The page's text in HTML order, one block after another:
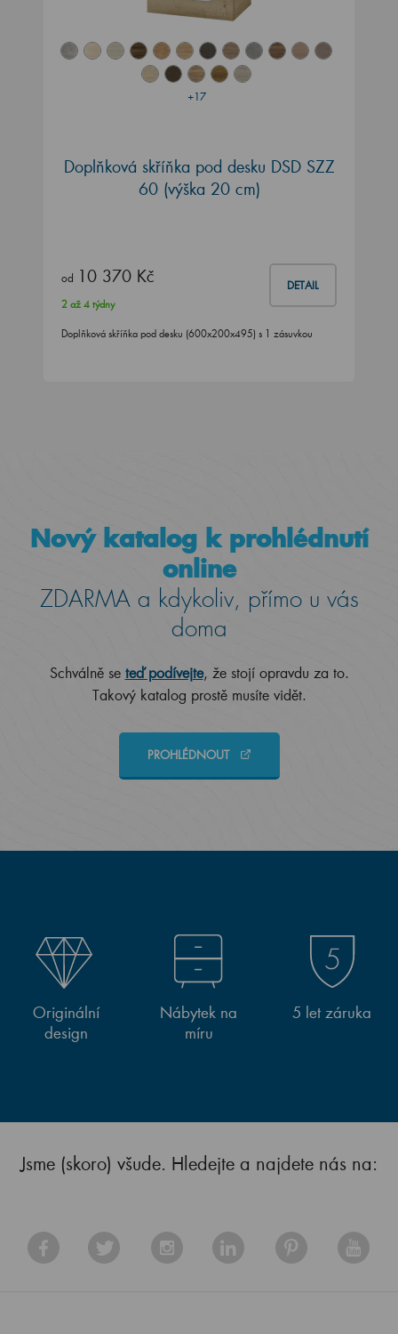
+17
Doplňková skříňka pod desku DSD SZZ
60 (výška 20 cm)
od 10 370 Kč DETAIL
2 až 4 týdny
Doplňková skříňka pod desku (600x200x495) s 1 zásuvkou
Nový katalog k prohlédnutí
online
ZDARMA a kdykoliv, přímo u vás
doma
Schválně se teď podívejte, že stojí opravdu za to.
Takový katalog prostě musíte vidět.
PROHLÉDNOUT
Originální
design
Nábytek na
míru
5 let záruka
Jsme (skoro) všude. Hledejte a najdete nás na: